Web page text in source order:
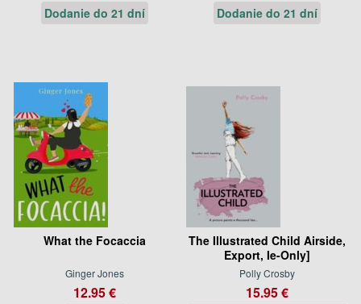
Dodanie do 21 dní Dodanie do 21 dní
What the Focaccia
Ginger Jones
12.95 €
The Illustrated Child Airside,
Export, Ie-Only]
Polly Crosby
15.95 €